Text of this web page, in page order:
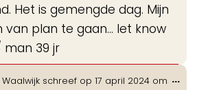
Het is gemengde dag. Mijn
van plan te gaan… let know
man 39 jr
Waalwijk schreef op 17 april 2024 om ...